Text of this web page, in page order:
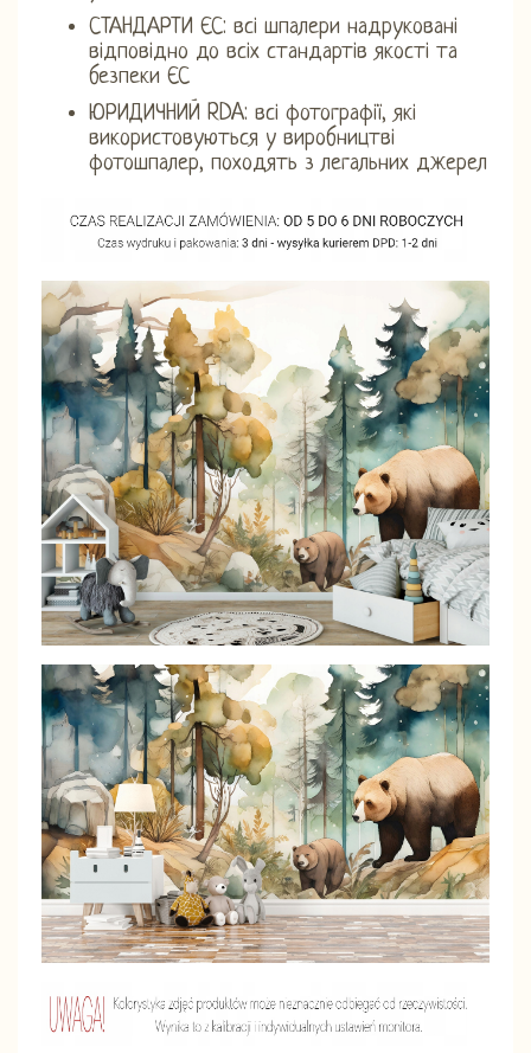
СТАНДАРТИ ЄС: всі шпалери надруковані
відповідно до всіх стандартів якості та
безпеки ЄС
ЮРИДИЧНИЙ RDA: всі фотографії, які
використовуються у виробництві
фотошпалер, походять з легальних джерел